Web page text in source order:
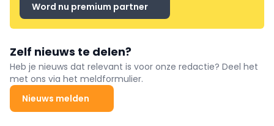
Word nu premium partner
Zelf nieuws te delen?
Heb je nieuws dat relevant is voor onze redactie? Deel het
met ons via het meldformulier.
Nieuws melden